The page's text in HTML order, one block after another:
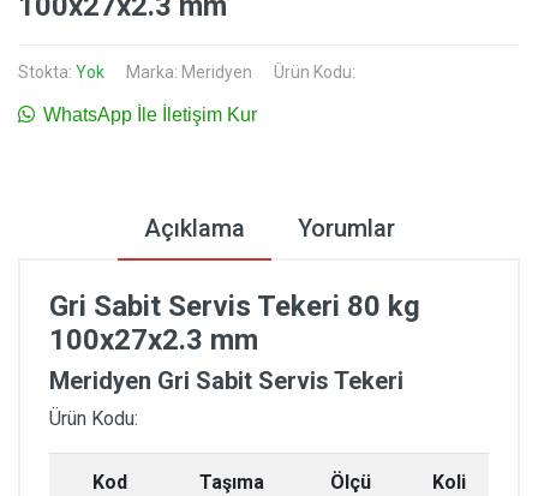
Stokta: Yok Marka: Meridyen Ürün Kodu:
WhatsApp İle İletişim Kur
Açıklama Yorumlar
Gri Sabit Servis Tekeri 80 kg
100x27x2.3 mm
Meridyen Gri Sabit Servis Tekeri
Ürün Kodu:
Kod
Taşıma
Ölçü
Koli